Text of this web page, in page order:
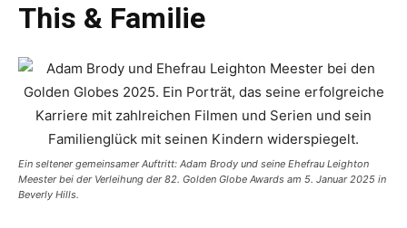
This & Familie
Ein seltener gemeinsamer Auftritt: Adam Brody und seine Ehefrau Leighton
Meester bei der Verleihung der 82. Golden Globe Awards am 5. Januar 2025 in
Beverly Hills.